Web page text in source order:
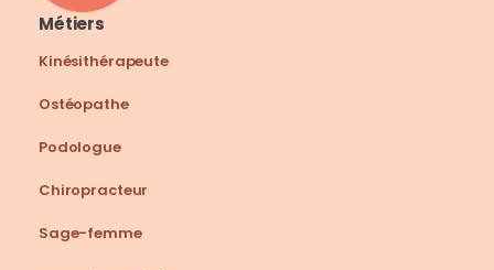
Métiers
Ostéopathe
Podologue
Chiropracteur
Kinésithérapeute
Sage-femme